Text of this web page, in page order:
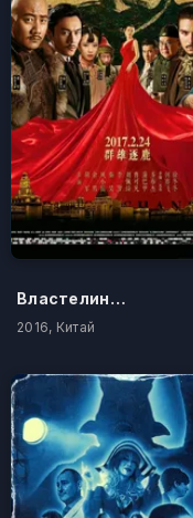
Властелин Шанхая
2016, Китай